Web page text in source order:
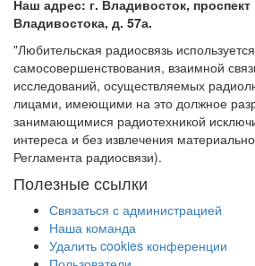
Наш адрес: г. Владивосток, проспект
Владивостока, д. 57а.
"Любительская радиосвязь
самосовершенствования, взаимной
исследований, осуществляемых
лицами, имеющими на это должное
занимающимися радиотехникой
интереса и без извлечения
Регламента радиосвязи).
Полезные ссылки
Связаться с администрацией
Наша команда
Удалить cookies конференции